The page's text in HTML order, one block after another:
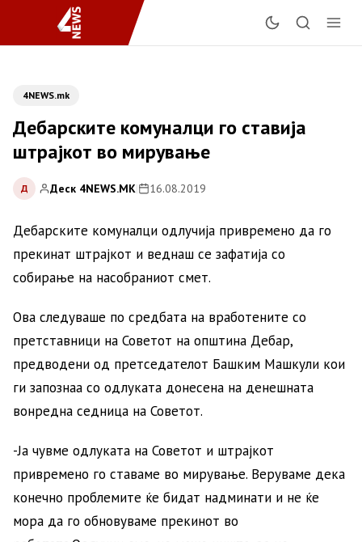
4NEWS.mk
Дебарските комуналци го ставија
штрајкот во мирување
Д Деск 4NEWS.MK| 16.08.2019
Дебарските комуналци одлучија привремено да го
прекинат штрајкот и веднаш се зафатија со
собирање на насобраниот смет.
Ова следуваше по средбата на вработените со
претставници на Советот на општина Дебар,
предводени од претседателот Башким Машкули кои
ги запознаа со одлуката донесена на денешната
вонредна седница на Советот.
-Ја чувме одлуката на Советот и штрајкот
привремено го ставаме во мирување. Веруваме дека
конечно проблемите ќе бидат надминати и не ќе
мора да го обновуваме прекинот во